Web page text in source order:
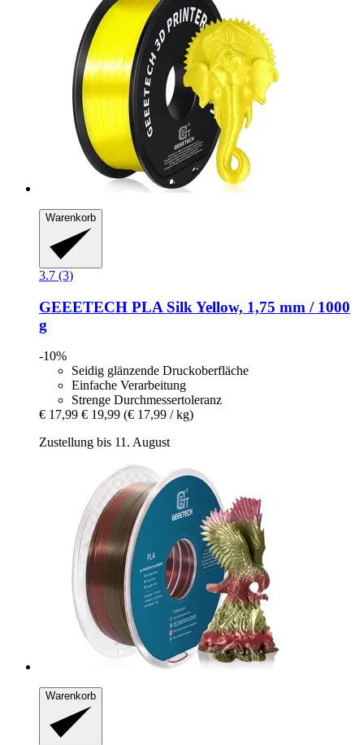
Warenkorb
3.7 (3)
GEEETECH PLA Silk Yellow, 1,75 mm / 1000
g
-10%
Seidig glänzende Druckoberfläche
Einfache Verarbeitung
Strenge Durchmessertoleranz
€ 17,99 € 19,99 (€ 17,99 / kg)
Zustellung bis 11. August
Warenkorb